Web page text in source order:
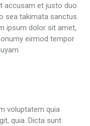
accusam et justo duo
sea takimata sanctus.
ipsum dolor sit amet,
eirmod tempor
voluptatem quia
quia. Dicta sunt